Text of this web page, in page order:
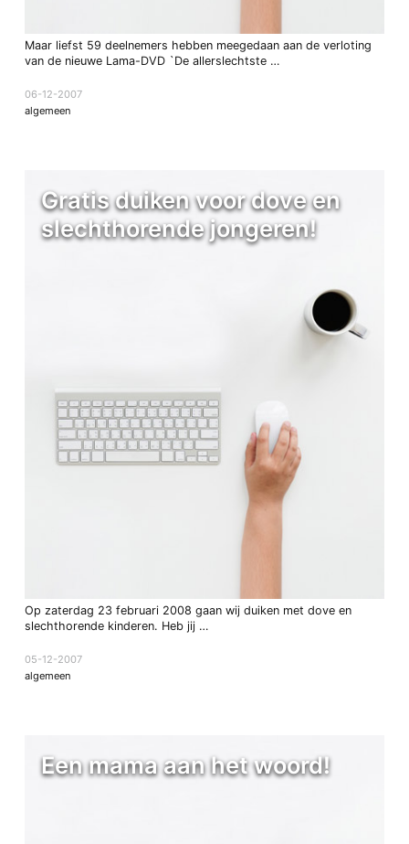
Maar liefst 59 deelnemers hebben meegedaan aan de verloting
van de nieuwe Lama-DVD `De allerslechtste …
06-12-2007
algemeen
Gratis duiken voor dove en
slechthorende jongeren!
Op zaterdag 23 februari 2008 gaan wij duiken met dove en
slechthorende kinderen. Heb jij …
05-12-2007
algemeen
Een mama aan het woord!